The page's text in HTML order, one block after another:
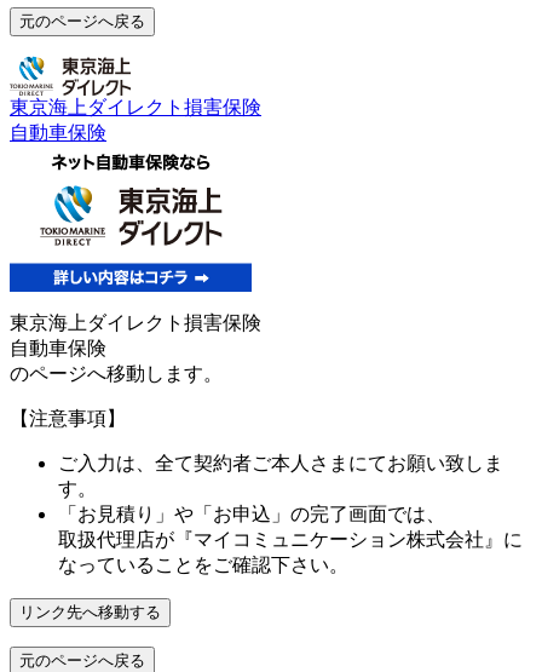
元のページへ戻る
東京海上ダイレクト損害保険
自動車保険
東京海上ダイレクト損害保険
自動車保険
のページへ移動します。
【注意事項】
ご入力は、全て契約者ご本人さまにてお願い致しま
す。
「お見積り」や「お申込」の完了画面では、
取扱代理店が 『マイコミュニケーション株式会社』 に
なっていることをご確認下さい。
リンク先へ移動する
元のページへ戻る